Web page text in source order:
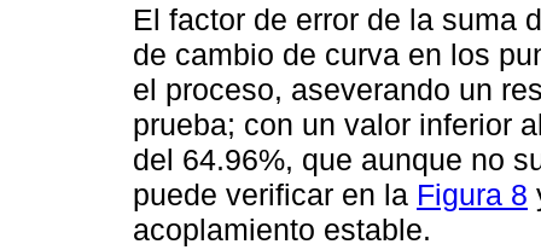
El factor de error de la suma
de cambio de curva en los
el proceso, aseverando un
prueba; con un valor inferior
del 64.96%, que aunque no
puede verificar en la Figura 8
acoplamiento estable.